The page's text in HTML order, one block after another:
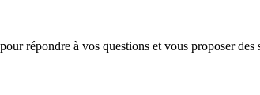
répondre à vos questions et vous proposer des